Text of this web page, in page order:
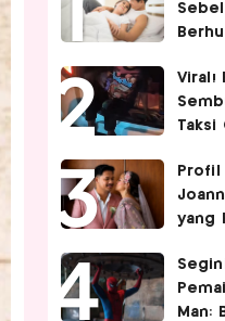
dan
Viral!
Taksi
yang
Man: